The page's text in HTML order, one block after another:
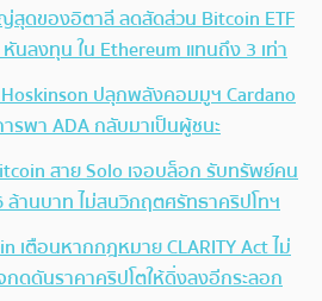
สุดของอิตาลี ลดสัดส่วน Bitcoin ETF
นลงทุน ใน Ethereum แทนถึง 3 เท่า
ปลุกพลังคอมมูฯ Cardano
รพา ADA กลับมาเป็นผู้ชนะ
สาย Solo เจอบล็อก รับทรัพย์คน
ล้านบาท ไม่สนวิกฤตศรัทธาคริปโทฯ
เตือนหากกฎหมาย CLARITY Act ไม่
ดดันราคาคริปโตให้ดิ่งลงอีกระลอก